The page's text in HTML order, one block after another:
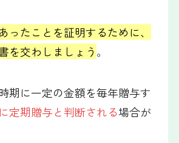
ったことを証明するために、
を交わしましょう 。
期に一定の金額を毎年贈与す
定期贈与と判断される場合が